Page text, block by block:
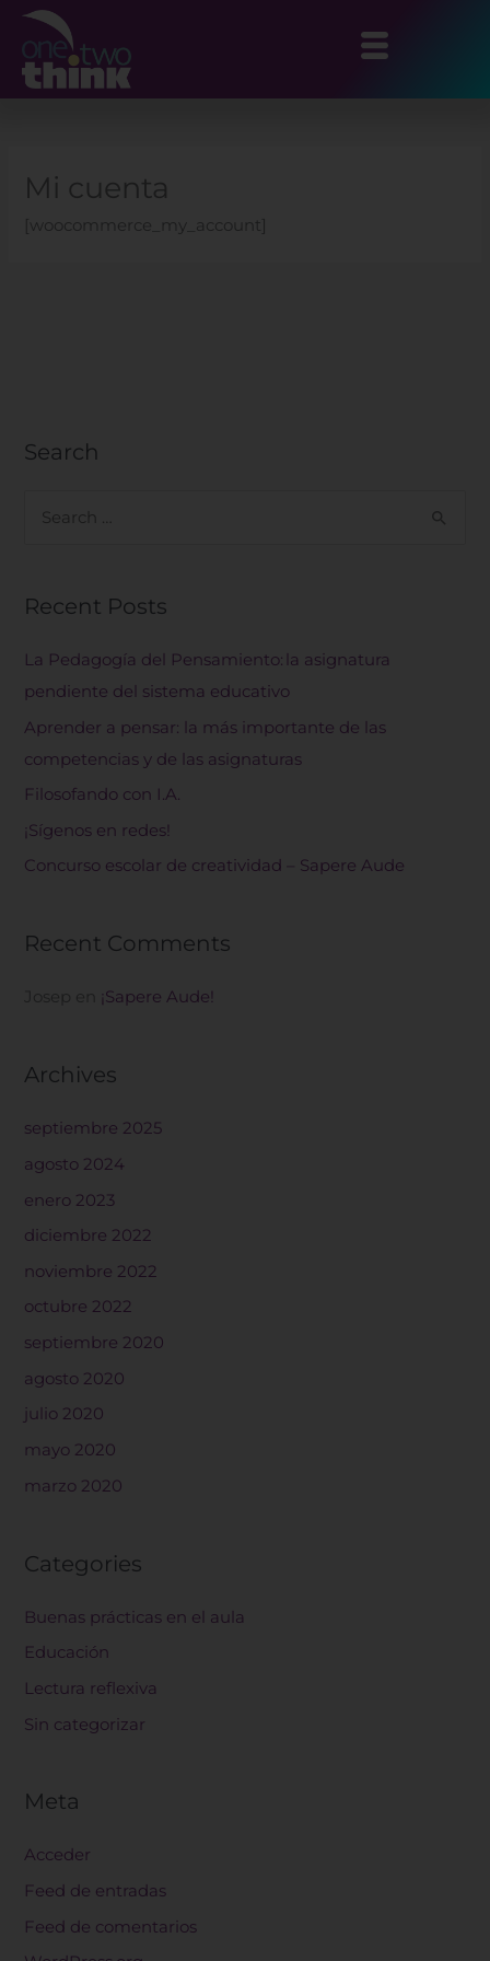
contenido
Mi cuenta
[woocommerce_my_account]
Search
cRecent Posts
La Pedagogía del Pensamiento: la asignatura
pendiente del sistema educativo
Aprender a pensar: la más importante de las
competencias y de las asignaturas
Filosofando con I.A.
¡Sígenos en redes!
Concurso escolar de creatividad – Sapere Aude
Recent Comments
¡Sapere Aude!
Archives
septiembre 2025
agosto 2024
enero 2023
diciembre 2022
noviembre 2022
octubre 2022
septiembre 2020
agosto 2020
julio 2020
mayo 2020
marzo 2020
Categories
Buenas prácticas en el aula
Educación
Lectura reflexiva
Sin categorizar
Meta
Acceder
Feed de entradas
Feed de comentarios